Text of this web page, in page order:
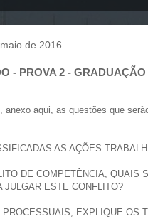
de 2016
- PROVA 2 -
anexo aqui, as questões que
AS AÇÕES
DE COMPETÊNCIA, QUAIS
JULGAR ESTE CONFLITO?
EXPLIQUE OS